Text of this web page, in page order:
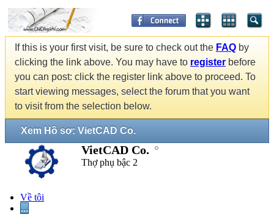
If this is your first visit, be sure to check out the FAQ by
clicking the link above. You may have to register before
you can post: click the register link above to proceed. To
start viewing messages, select the forum that you want
to visit from the selection below.
Xem Hồ sơ: VietCAD Co.
VietCAD Co.
Thợ phụ bậc 2
Về tôi
...